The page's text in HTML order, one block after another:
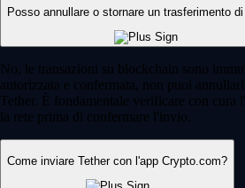
Posso annullare o stornare un trasferimento
No, le transazioni su blockchain sono
autorizzata e confermata, non puoi
Tether. È fondamentale verificare con cura
la rete prima di confermare l'invio.
Come inviare Tether con l'app Crypto.com?